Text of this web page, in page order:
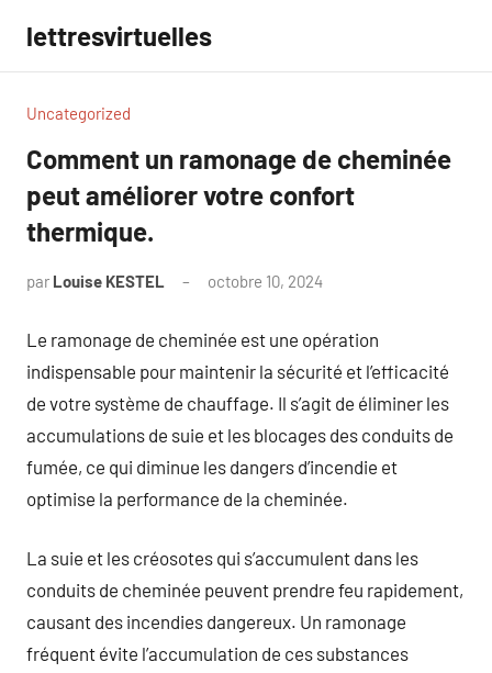
contenu
lettresvirtuelles
Uncategorized
Comment un ramonage de cheminée
peut améliorer votre confort
thermique.
par Louise KESTEL octobre 10, 2024
Le ramonage de cheminée est une opération
indispensable pour maintenir la sécurité et l’efficacité
de votre système de chauffage. Il s’agit de éliminer les
accumulations de suie et les blocages des conduits de
fumée, ce qui diminue les dangers d’incendie et
optimise la performance de la cheminée.
La suie et les créosotes qui s’accumulent dans les
conduits de cheminée peuvent prendre feu rapidement,
causant des incendies dangereux. Un ramonage
fréquent évite l’accumulation de ces substances